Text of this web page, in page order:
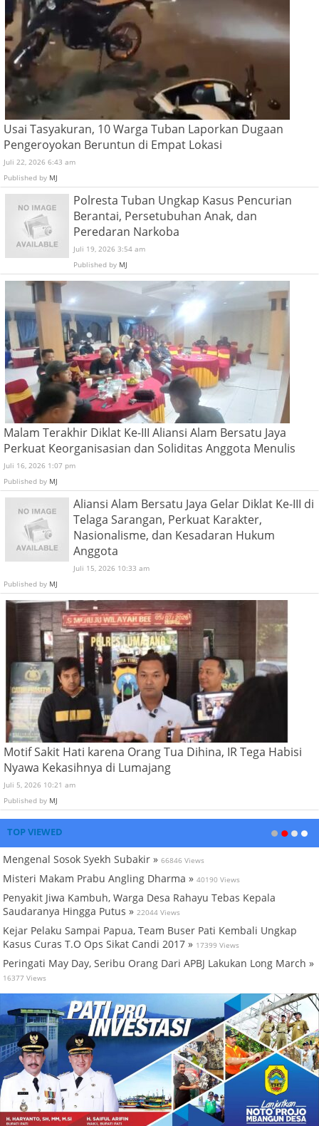
Usai Tasyakuran, 10 Warga Tuban Laporkan Dugaan
Pengeroyokan Beruntun di Empat Lokasi
Juli 22, 2026 6:43 am
Published by MJ
Polresta Tuban Ungkap Kasus Pencurian
Berantai, Persetubuhan Anak, dan
Peredaran Narkoba
Juli 19, 2026 3:54 am
Published by MJ
Malam Terakhir Diklat Ke-III Aliansi Alam Bersatu Jaya
Perkuat Keorganisasian dan Soliditas Anggota Menulis
Juli 16, 2026 1:07 pm
Published by MJ
Aliansi Alam Bersatu Jaya Gelar Diklat Ke-III di
Telaga Sarangan, Perkuat Karakter,
Nasionalisme, dan Kesadaran Hukum
Anggota
Juli 15, 2026 10:33 am
Published by MJ
Motif Sakit Hati karena Orang Tua Dihina, IR Tega Habisi
Nyawa Kekasihnya di Lumajang
Juli 5, 2026 10:21 am
Published by MJ
TOP VIEWED
Mengenal Sosok Syekh Subakir » 66846 Views
Misteri Makam Prabu Angling Dharma » 40190 Views
Penyakit Jiwa Kambuh, Warga Desa Rahayu Tebas Kepala
Saudaranya Hingga Putus » 22044 Views
Kejar Pelaku Sampai Papua, Team Buser Pati Kembali Ungkap
Kasus Curas T.O Ops Sikat Candi 2017 » 17399 Views
Peringati May Day, Seribu Orang Dari APBJ Lakukan Long March »
16377 Views